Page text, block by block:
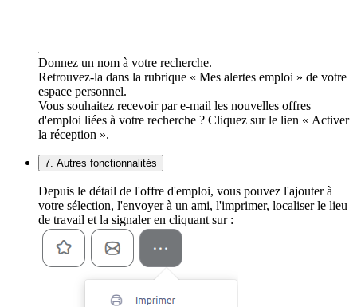
Donnez un nom à votre recherche.
Retrouvez-la dans la rubrique « Mes alertes emploi » de votre
espace personnel.
Vous souhaitez recevoir par e-mail les nouvelles offres
d'emploi liées à votre recherche ? Cliquez sur le lien « Activer
la réception ».
7. Autres fonctionnalités
Depuis le détail de l'offre d'emploi, vous pouvez l'ajouter à
votre sélection, l'envoyer à un ami, l'imprimer, localiser le lieu
de travail et la signaler en cliquant sur :